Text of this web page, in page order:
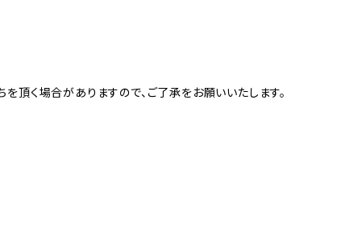
頂く場合がありますので、ご了承をお願いいたします。